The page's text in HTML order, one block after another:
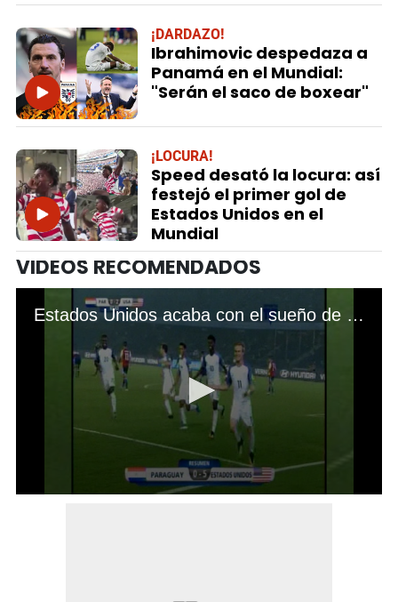
¡DARDAZO!
Ibrahimovic despedaza a
Panamá en el Mundial:
"Serán el saco de boxear"
¡LOCURA!
Speed desató la locura: así
festejó el primer gol de
Estados Unidos en el
Mundial
VIDEOS RECOMENDADOS
Estados Unidos acaba con el sueño de Paraguay en el Mundial Sub17 de la India